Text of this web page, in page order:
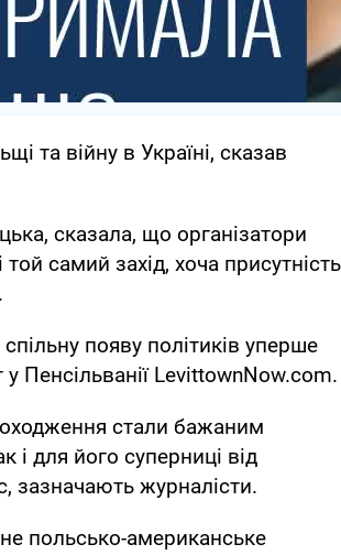
та війну в Україні, сказав
сказала, що організатори
самий захід, хоча присутність
появу політиків уперше
Пенсільванії LevittownNow.com.
стали бажаним
для його суперниці від
зазначають журналісти.
польсько-американське